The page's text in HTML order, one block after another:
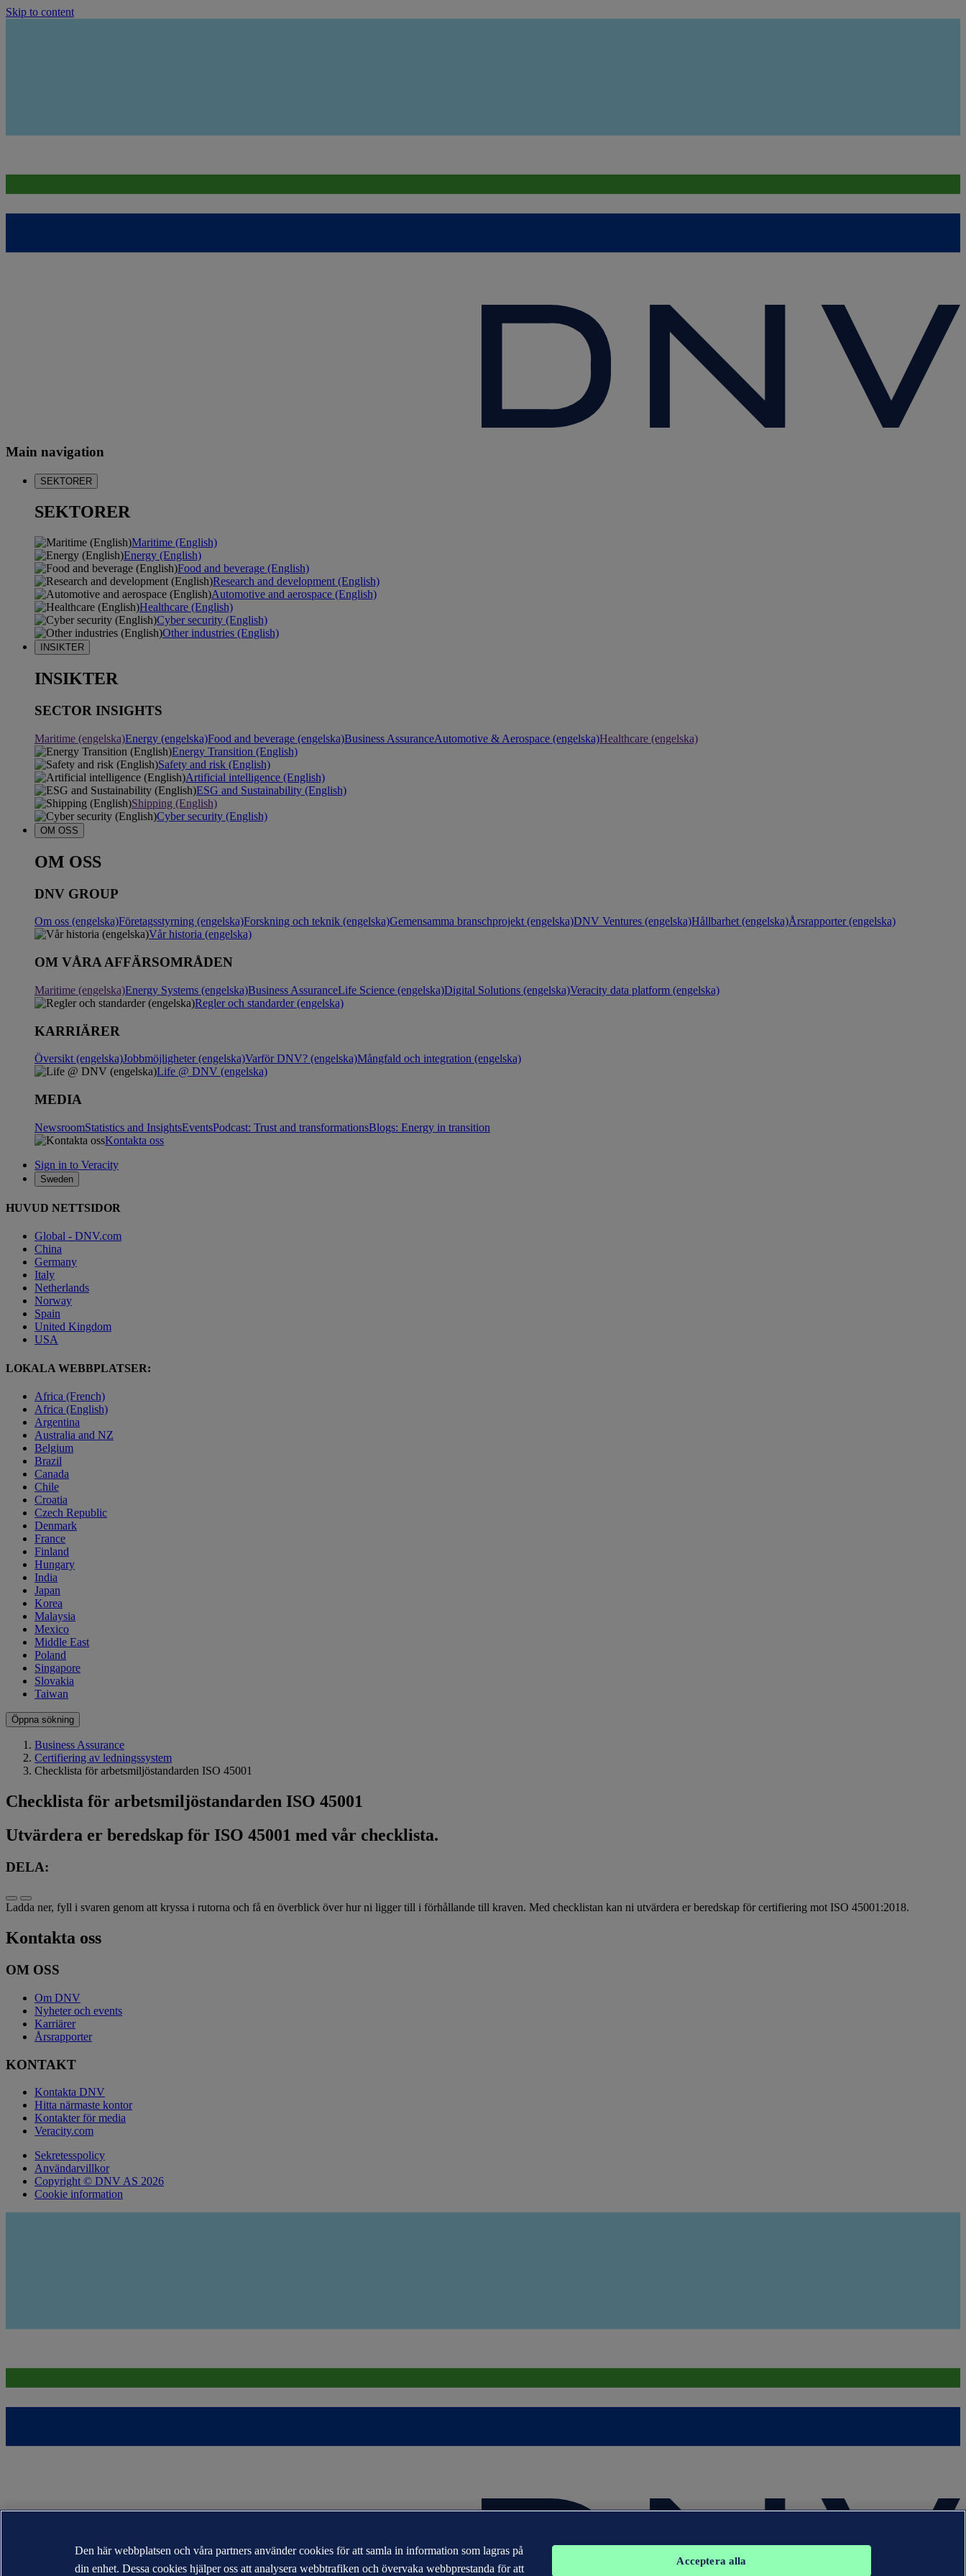
Skip to content
Main navigation
SEKTORER
SEKTORER
Maritime (English)
Energy (English)
Food and beverage (English)
Research and development (English)
Automotive and aerospace (English)
Healthcare (English)
Cyber security (English)
Other industries (English)
INSIKTER
INSIKTER
SECTOR INSIGHTS
Maritime (engelska)Energy (engelska)Food and beverage (engelska)Business AssuranceAutomotive & Aerospace (engelska)Healthcare (engelska)
Energy Transition (English)
Safety and risk (English)
Artificial intelligence (English)
ESG and Sustainability (English)
Shipping (English)
Cyber security (English)
OM OSS
OM OSS
DNV GROUP
Om oss (engelska)Företagsstyrning (engelska)Forskning och teknik (engelska)Gemensamma branschprojekt (engelska)DNV Ventures (engelska)Hållbarhet (engelska)Årsrapporter (engelska)
Vår historia (engelska)
OM VÅRA AFFÄRSOMRÅDEN
Maritime (engelska)Energy Systems (engelska)Business AssuranceLife Science (engelska)Digital Solutions (engelska)Veracity data platform (engelska)
Regler och standarder (engelska)
KARRIÄRER
Översikt (engelska)Jobbmöjligheter (engelska)Varför DNV? (engelska)Mångfald och integration (engelska)
Life @ DNV (engelska)
MEDIA
NewsroomStatistics and InsightsEventsPodcast: Trust and transformationsBlogs: Energy in transition
Kontakta oss
Sign in to Veracity
Sweden
HUVUD NETTSIDOR
Global - DNV.com
China
Germany
Italy
Netherlands
Norway
Spain
United Kingdom
USA
LOKALA WEBBPLATSER:
Africa (French)
Africa (English)
Argentina
Australia and NZ
Belgium
Brazil
Canada
Chile
Croatia
Czech Republic
Denmark
France
Finland
Hungary
India
Japan
Korea
Malaysia
Mexico
Middle East
Poland
Singapore
Slovakia
Taiwan
Öppna sökning
Business Assurance
Certifiering av ledningssystem
Checklista för arbetsmiljöstandarden ISO 45001
Checklista för arbetsmiljöstandarden ISO 45001
Utvärdera er beredskap för ISO 45001 med vår checklista.
DELA:
Ladda ner, fyll i svaren genom att kryssa i rutorna och få en överblick över hur ni ligger till i förhållande till kraven. Med checklistan kan ni utvärdera er beredskap för certifiering mot ISO 45001:2018.
Kontakta oss
OM OSS
Om DNV
Nyheter och events
Karriärer
Årsrapporter
KONTAKT
Kontakta DNV
Hitta närmaste kontor
Kontakter för media
Veracity.com
Sekretesspolicy
Användarvillkor
Copyright © DNV AS 2026
Cookie information
Den här webbplatsen och våra partners använder cookies för att samla in information som lagras på
din enhet. Dessa cookies hjälper oss att analysera webbtrafiken och övervaka webbprestanda för att
Acceptera alla